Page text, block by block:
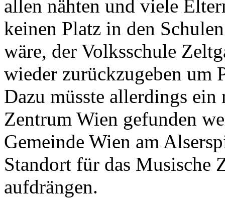
allen nähten und viele
keinen Platz in den
wäre, der Volksschule
wieder zurückzugeben um
Dazu müsste allerdings
Zentrum Wien gefunden
Gemeinde Wien am
Standort für das Musische
aufdrängen.